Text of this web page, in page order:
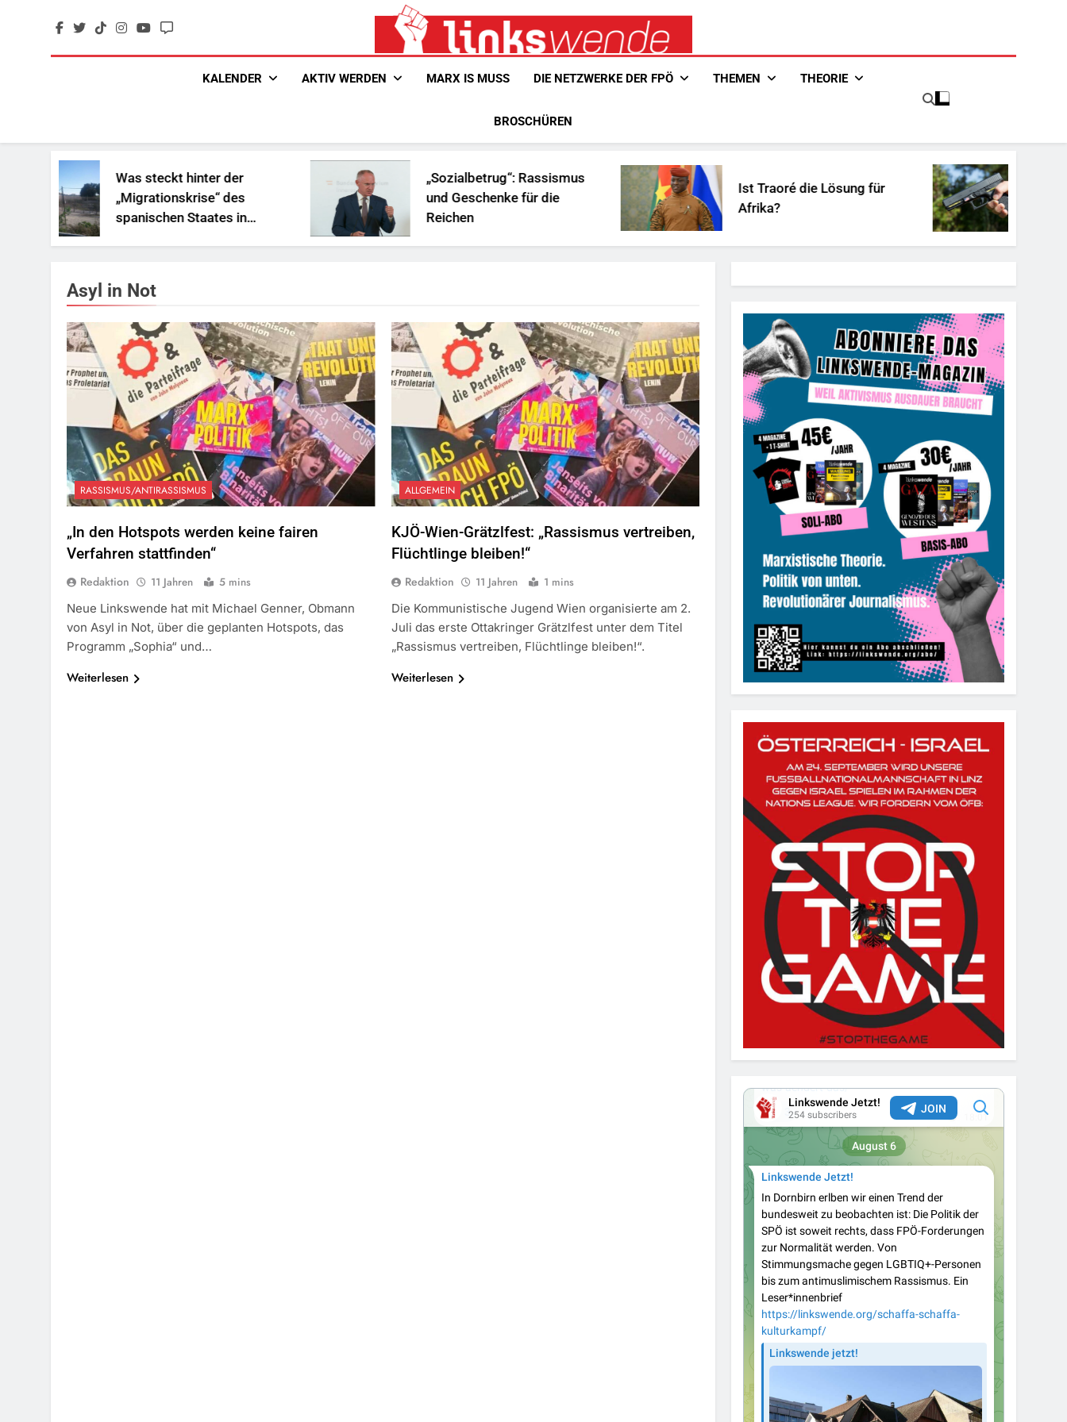
Linkswende Jetzt!
KALENDER AKTIV WERDEN MARX IS MUSS DIE NETZWERKE DER FPÖ THEMEN THEORIE
BROSCHÜREN
Was steckt hinter der
„Migrationskrise“ des
spanischen Staates in
Nordafrika?
„Sozialbetrug“: Rassismus
und Geschenke für die
Reichen
Ist Traoré die Lösung für
Afrika?
Asyl in Not
RASSISMUS/ANTIRASSISMUS
„In den Hotspots werden keine fairen
Verfahren stattfinden“
Redaktion 11 Jahren
5 mins
Neue Linkswende hat mit Michael Genner, Obmann
von Asyl in Not, über die geplanten Hotspots, das
Programm „Sophia“ und…
Weiterlesen
ALLGEMEIN
KJÖ-Wien-Grätzlfest: „Rassismus vertreiben,
Flüchtlinge bleiben!“
Redaktion 11 Jahren
1 mins
Die Kommunistische Jugend Wien organisierte am 2.
Juli das erste Ottakringer Grätzlfest unter dem Titel
„Rassismus vertreiben, Flüchtlinge bleiben!“.
Weiterlesen